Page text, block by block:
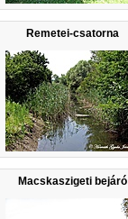
Remetei-csatorna
Macskaszigeti bejáró